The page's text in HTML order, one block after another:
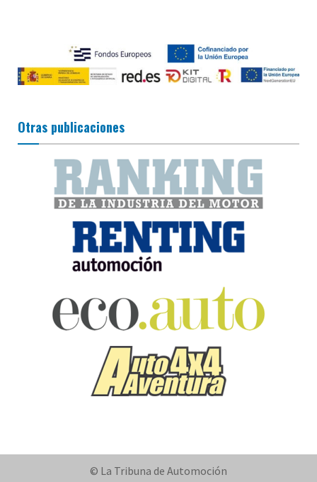
Otras publicaciones
© La Tribuna de Automoción